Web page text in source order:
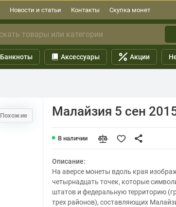
Новости и статьи Контакты Скупка монет
Банкноты Аксессуары Акции
Похожие Малайзия 5 сен
В наличии
Описание:
На аверсе монеты вдоль края
четырнадцать точек, которые
штатов и федеральную территорию
трех районов), составляющих